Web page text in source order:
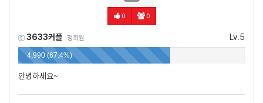
0 0
Lv.5
3633커플 정회원
4,990 (67.4%)
안녕하세요~